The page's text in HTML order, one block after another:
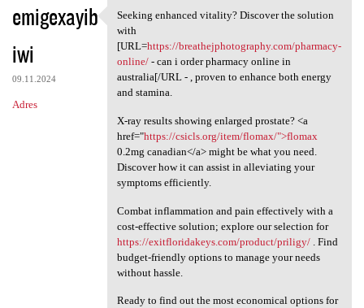
emigexayib
iwi
09.11.2024
Adres
Seeking enhanced vitality?
Seeking enhanced vitality? Discover the solution
with
[URL=https://breathejphotography.com/pharmacy-
online/- can i order pharmacy online in
australia[/URL - , proven to enhance both energy
and stamina.
X-ray results showing enlarged prostate? <a
href="https://csicls.org/item/flomax/">flomax
0.2mg canadian</a> might be what you need.
Discover how it can assist in alleviating your
symptoms efficiently.
Combat inflammation and pain effectively with a
cost-effective solution; explore our selection for
https://exitfloridakeys.com/product/priligy/. Find
budget-friendly options to manage your needs
without hassle.
Ready to find out the most economical options for